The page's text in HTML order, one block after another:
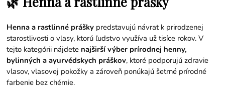
Henna a rastlinné prášky predstavujú návrat k prirodzenej
starostlivosti o vlasy, ktorú ľudstvo využíva už tisíce rokov. V
tejto kategórii nájdete najširší výber prírodnej henny,
bylinných a ayurvédskych práškov, ktoré podporujú zdravie
vlasov, vlasovej pokožky a zároveň ponúkajú šetrné prírodné
farbenie bez chémie.